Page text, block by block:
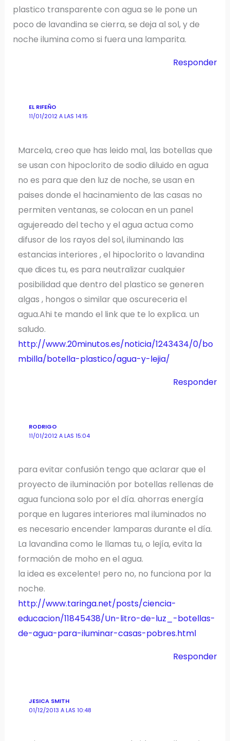
plastico transparente con agua se le pone un
poco de lavandina se cierra, se deja al sol, y de
noche ilumina como si fuera una lamparita.
Responder
EL RIFEÑO
11/01/2012 A LAS 14:15
Marcela, creo que has leido mal, las botellas que
se usan con hipoclorito de sodio diluido en agua
no es para que den luz de noche, se usan en
paises donde el hacinamiento de las casas no
permiten ventanas, se colocan en un panel
agujereado del techo y el agua actua como
difusor de los rayos del sol, iluminando las
estancias interiores , el hipoclorito o lavandina
que dices tu, es para neutralizar cualquier
posibilidad que dentro del plastico se generen
algas , hongos o similar que oscureceria el
agua.Ahi te mando el link que te lo explica. un
saludo.
http://www.20minutos.es/noticia/1243434/0/bo
mbilla/botella-plastico/agua-y-lejia/
Responder
RODRIGO
11/01/2012 A LAS 15:04
para evitar confusión tengo que aclarar que el
proyecto de iluminación por botellas rellenas de
agua funciona solo por el día. ahorras energía
porque en lugares interiores mal iluminados no
es necesario encender lamparas durante el día.
La lavandina como le llamas tu, o lejía, evita la
formación de moho en el agua.
la idea es excelente! pero no, no funciona por la
noche.
http://www.taringa.net/posts/ciencia-
educacion/11845438/Un-litro-de-luz_-botellas-
de-agua-para-iluminar-casas-pobres.html
Responder
JESICA SMITH
01/12/2013 A LAS 10:48